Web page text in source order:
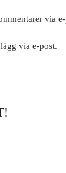
via
via e-post.